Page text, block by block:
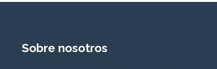
Sobre nosotros